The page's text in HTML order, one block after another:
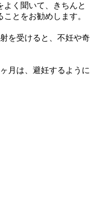
よく聞いて、きちんと
とをお勧めします。
を受けると、不妊や奇
月は、避妊するように